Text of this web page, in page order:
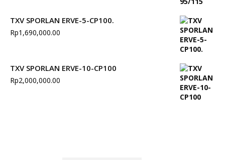
TXV SPORLAN ERVE-5-CP100.
Rp1,690,000.00
TXV SPORLAN ERVE-10-CP100
Rp2,000,000.00